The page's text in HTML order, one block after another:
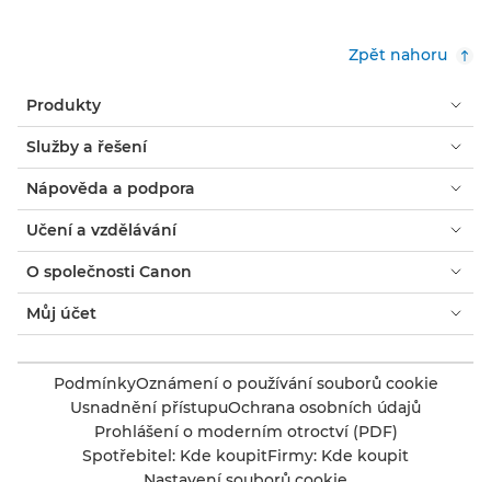
Zpět nahoru
Produkty
Služby a řešení
Nápověda a podpora
Učení a vzdělávání
O společnosti Canon
Můj účet
PodmínkyOznámení o používání souborů cookie
Usnadnění přístupuOchrana osobních údajů
Prohlášení o moderním otroctví (PDF)
Spotřebitel: Kde koupitFirmy: Kde koupit